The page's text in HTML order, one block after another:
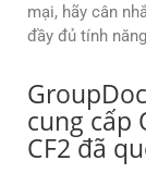
mại, hãy cân
đầy đủ tính
cung cấp
CF2 đã